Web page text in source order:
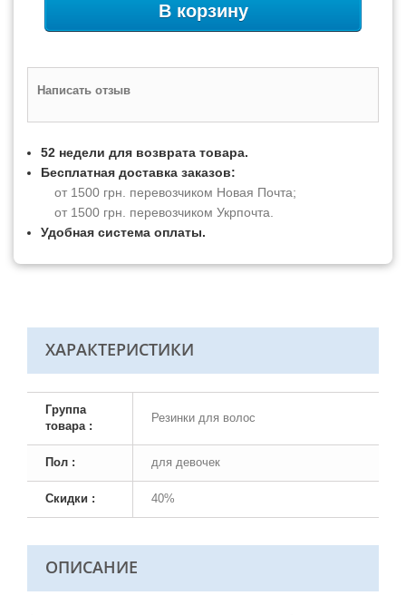
В корзину
Написать отзыв
52 недели для возврата товара.
Бесплатная доставка заказов:
от 1500 грн. перевозчиком Новая Почта;
от 1500 грн. перевозчиком Укрпочта.
Удобная система оплаты.
ХАРАКТЕРИСТИКИ
Группа
товара :
Резинки для волос
Пол : для девочек
Скидки : 40%
ОПИСАНИЕ